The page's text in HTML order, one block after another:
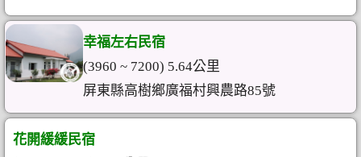
幸福左右民宿
(3960 ~ 7200) 5.64公里
屏東縣高樹鄉廣福村興農路85號
花開緩緩民宿